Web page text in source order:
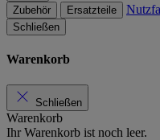
Zubehör
Ersatzteile
Schließen
Warenkorb
Schließen
Warenkorb
Ihr Warenkorb ist noch leer.